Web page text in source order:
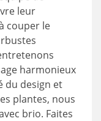
leur
couper le
harmonieux
du design et
plantes, nous
brio. Faites